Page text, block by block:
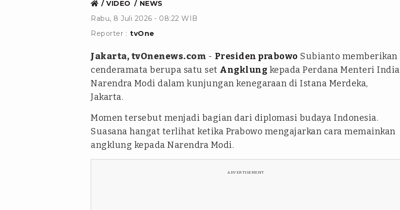
VIDEO
NEWS
Rabu, 8 Juli 2026 - 08:22 WIB
Reporter : tvOne
Jakarta, tvOnenews.com - Presiden prabowo Subianto memberikan
cenderamata berupa satu set Angklung kepada Perdana Menteri India
Narendra Modi dalam kunjungan kenegaraan di Istana Merdeka,
Jakarta.
Momen tersebut menjadi bagian dari diplomasi budaya Indonesia.
Suasana hangat terlihat ketika Prabowo mengajarkan cara memainkan
angklung kepada Narendra Modi.
ADVERTISEMENT